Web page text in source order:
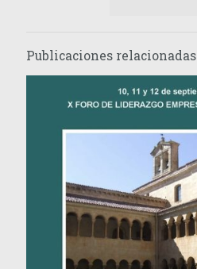
Publicaciones relacionadas